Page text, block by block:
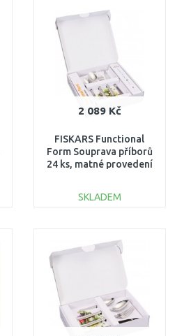
2 089 Kč
FISKARS Functional
Form Souprava příborů
24 ks, matné provedení
SKLADEM
Porovnat